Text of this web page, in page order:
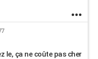
le, ça ne coûte pas cher